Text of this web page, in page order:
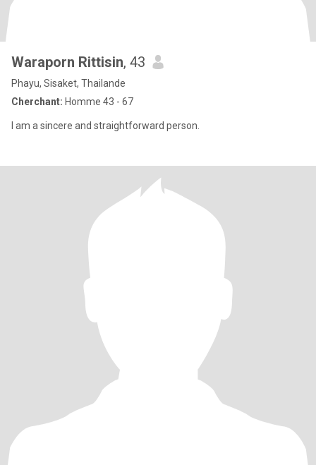
Waraporn Rittisin, 43
Phayu, Sisaket, Thailande
Cherchant: Homme 43 - 67
I am a sincere and straightforward person.